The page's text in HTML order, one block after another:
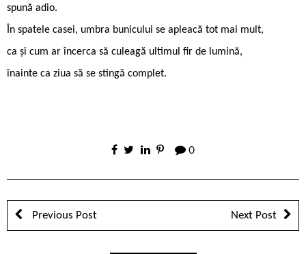
spună adio.
În spatele casei, umbra bunicului se apleacă tot mai mult,
ca și cum ar încerca să culeagă ultimul fir de lumină,
înainte ca ziua să se stingă complet.
0
Previous Post Next Post